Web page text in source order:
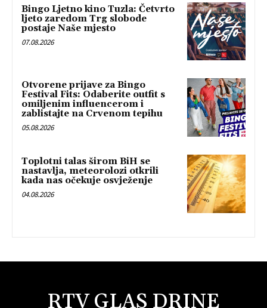
Bingo Ljetno kino Tuzla: Četvrto
ljeto zaredom Trg slobode
postaje Naše mjesto
07.08.2026
Otvorene prijave za Bingo
Festival Fits: Odaberite outfit s
omiljenim influencerom i
zablistajte na Crvenom tepihu
05.08.2026
Toplotni talas širom BiH se
nastavlja, meteorolozi otkrili
kada nas očekuje osvježenje
04.08.2026
RTV GLAS DRINE